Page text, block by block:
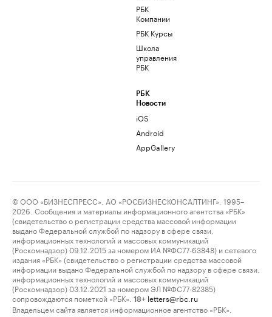
РБК
Компании
РБК Курсы
Школа
управления
РБК
РБК
Новости
iOS
Android
AppGallery
© ООО «БИЗНЕСПРЕСС», АО «РОСБИЗНЕСКОНСАЛТИНГ», 1995–
2026. Сообщения и материалы информационного агентства «РБК»
(свидетельство о регистрации средства массовой информации
выдано Федеральной службой по надзору в сфере связи,
информационных технологий и массовых коммуникаций
(Роскомнадзор) 09.12.2015 за номером ИА №ФС77-63848) и сетевого
издания «РБК» (свидетельство о регистрации средства массовой
информации выдано Федеральной службой по надзору в сфере связи,
информационных технологий и массовых коммуникаций
(Роскомнадзор) 03.12.2021 за номером ЭЛ №ФС77-82385)
сопровождаются пометкой «РБК».
18+ letters@rbc.ru
Владельцем сайта является информационное агентство «РБК».